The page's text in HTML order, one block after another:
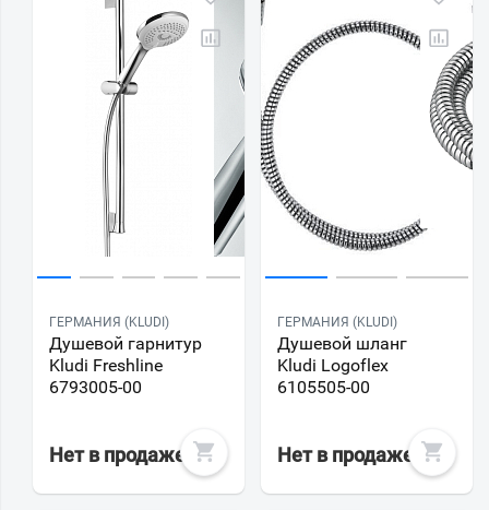
ГЕРМАНИЯ (KLUDI)
Душевой гарнитур
Kludi Freshline
6793005-00
Нет в продаже
ГЕРМАНИЯ (KLUDI)
Душевой шланг
Kludi Logoflex
6105505-00
Нет в продаже